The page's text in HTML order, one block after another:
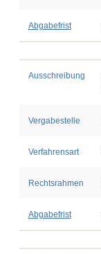
Abgabefrist
Ausschreibung
Vergabestelle
Verfahrensart
Rechtsrahmen
Abgabefrist